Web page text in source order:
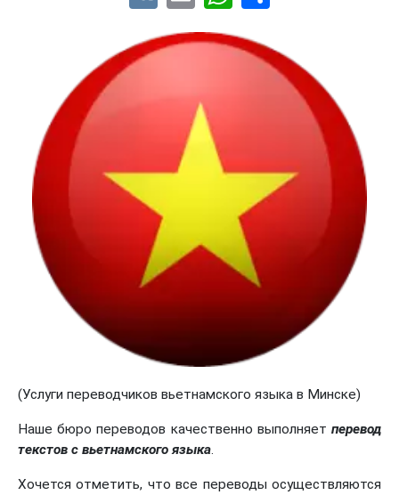
(Услуги переводчиков вьетнамского языка в Минске)
Наше бюро переводов качественно выполняет перевод
текстов с вьетнамского языка.
Хочется отметить, что все переводы осуществляются